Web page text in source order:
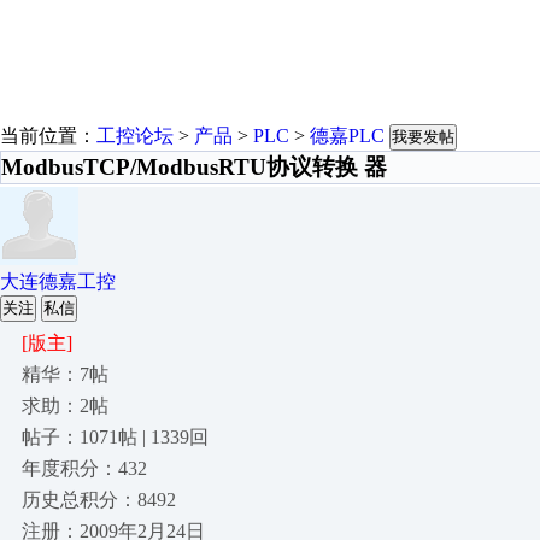
当前位置： 工控论坛 > 产品 > PLC > 德嘉PLC 我要发帖
ModbusTCP/ModbusRTU协议转换 器
大连德嘉工控
关注 私信
[版主]
精华：7帖
求助：2帖
帖子：1071帖 | 1339回
年度积分：432
历史总积分：8492
注册：2009年2月24日